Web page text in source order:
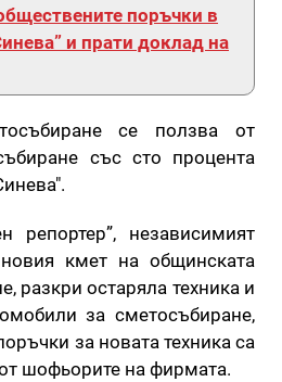
поръчки в
и прати доклад на
се ползва от
със сто процента
репортер”, независимият
кмет на общинската
разкри остаряла техника и
за сметосъбиране,
за новата техника са
шофьорите на фирмата.